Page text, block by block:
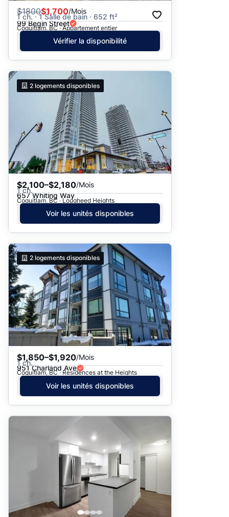
$1800$1,700/Mois
1 ch. · 1 Salle de bain · 652 ft²
99 Begin Street
Coquitlam, BC · Appartement entier
Vérifier la disponibilité
2 logements disponibles
$2,100–$2,180/Mois
1 ch.
657 Whiting Way
Coquitlam, BC · Lougheed Heights
Voir les unités disponibles
2 logements disponibles
$1,850–$1,920/Mois
1 ch.
951 Charland Ave
Coquitlam, BC · Residences at the Heights
Voir les unités disponibles